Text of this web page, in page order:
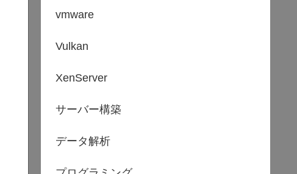
vmware
Vulkan
XenServer
サーバー構築
データ解析